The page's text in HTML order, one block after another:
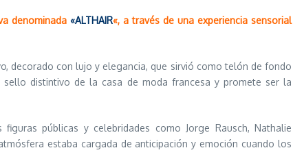
denominada«ALTHAIR«, a través de una experiencia sensorial
decorado con lujo y elegancia, que sirvió como telón de fondo
distintivo de la casa de moda francesa y promete ser la
públicas y celebridades como Jorge Rausch, Nathalie
estaba cargada de anticipación y emoción cuando los